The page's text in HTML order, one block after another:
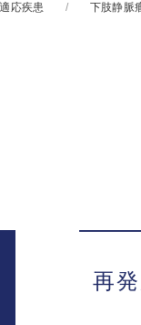
応疾患 下肢静脈
再